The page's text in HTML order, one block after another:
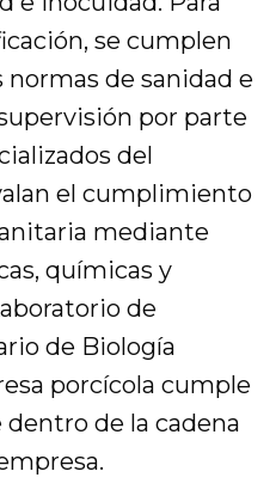
se cumplen
de sanidad e
por parte
del
el cumplimiento
mediante
químicas y
de
de Biología
porcícola cumple
de la cadena